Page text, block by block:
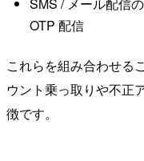
OTP 配信
これらを組み合わせる
ウント乗っ取りや不正
徴です。